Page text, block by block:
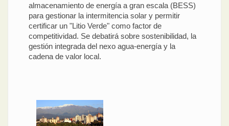
almacenamiento de energía a gran escala (BESS)
para gestionar la intermitencia solar y permitir
certificar un "Litio Verde" como factor de
competitividad. Se debatirá sobre sostenibilidad, la
gestión integrada del nexo agua-energía y la
cadena de valor local.